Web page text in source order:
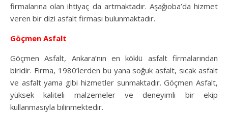
firmalarına olan ihtiyaç da artmaktadır. Aşağıoba’da hizmet
veren bir dizi asfalt firması bulunmaktadır.
Göçmen Asfalt
Göçmen Asfalt, Ankara’nın en köklü asfalt firmalarından
biridir. Firma, 1980’lerden bu yana soğuk asfalt, sıcak asfalt
ve asfalt yama gibi hizmetler sunmaktadır. Göçmen Asfalt,
yüksek kaliteli malzemeler ve deneyimli bir ekip
kullanmasıyla bilinmektedir.